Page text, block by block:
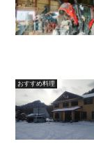
おすすめ料理